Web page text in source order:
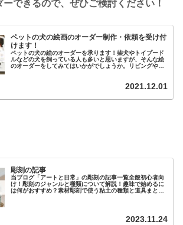
できるので、ぜひご検討ください！
ペットの犬の絵画のオーダー制作・依頼を受け付
けます！
ペットの犬の絵のオーダーを承ります！柴犬やトイプード
ルなどの犬を飼っている人も多いと思いますが、そんな絵
のオーダーをしてみてはいかがでしょうか。リビングや寝
2021.12.01
彫刻の記事
当ブログ「アートと日常」の彫刻の記事一覧全般初心者向
け！彫刻のジャンルと種類について解説！趣味で始めるに
は何がおすすめ？素材彫刻で使う粘土の種類と道具まとめ
2023.11.24